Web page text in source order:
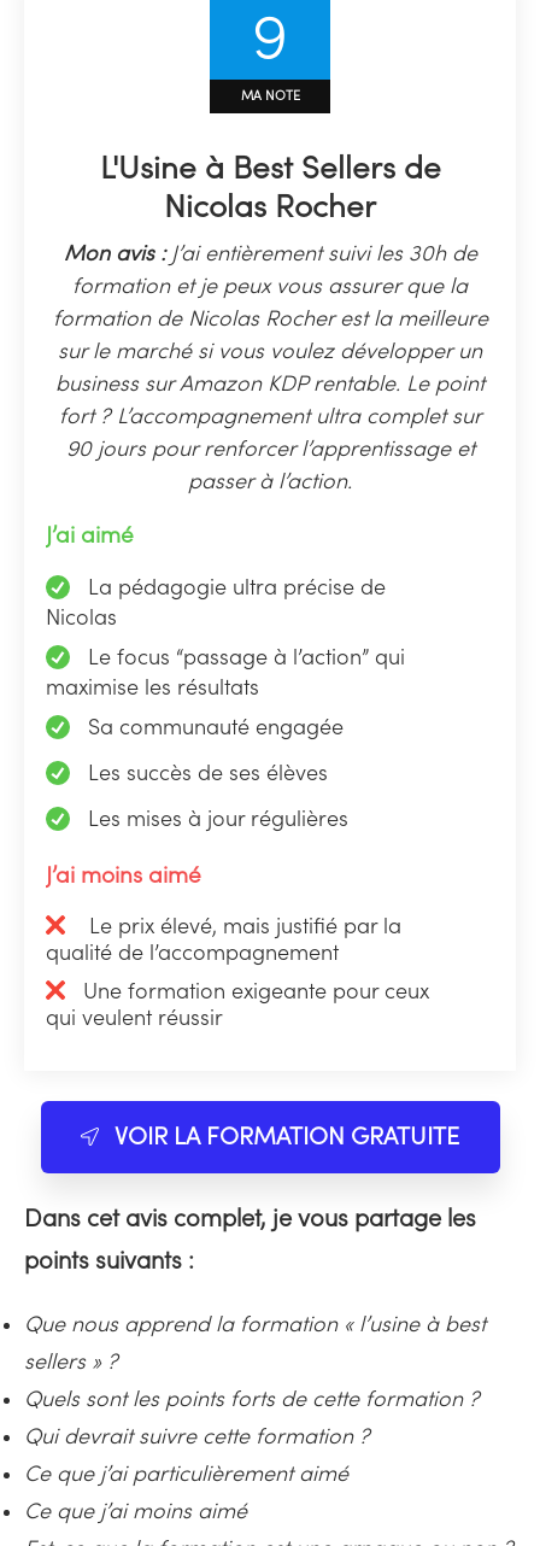
9
MA NOTE
L'Usine à Best Sellers de
Nicolas Rocher
Mon avis :J’ai entièrement suivi les 30h de
formation et je peux vous assurer que la
formation de Nicolas Rocher est la meilleure
sur le marché si vous voulez développer un
business sur Amazon KDP rentable. Le point
fort ? L’accompagnement ultra complet sur
90 jours pour renforcer l’apprentissage et
passer à l’action.
J’ai aimé
La pédagogie ultra précise de
Nicolas
Le focus “passage à l’action” qui
maximise les résultats
Sa communauté engagée
Les succès de ses élèves
Les mises à jour régulières
J’ai moins aimé
Le prix élevé, mais justifié par la
qualité de l’accompagnement
Une formation exigeante pour ceux
qui veulent réussir
VOIR LA FORMATION GRATUITE
Dans cet avis complet, je vous partage les
points suivants :
Que nous apprend la formation « l’usine à best
sellers » ?
Quels sont les points forts de cette formation ?
Qui devrait suivre cette formation ?
Ce que j’ai particulièrement aimé
Ce que j’ai moins aimé